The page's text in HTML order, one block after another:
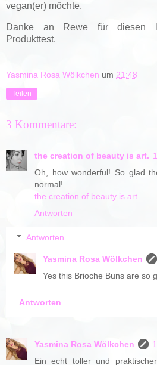
vegan(er) möchte.
Danke an Rewe für diesen
Produkttest.
Yasmina Rosa Wölkchen um 21:48
Teilen
3 Kommentare:
the creation of beauty is art.
Oh, how wonderful! So glad
normal!
the creation of beauty is art.
Antworten
Antworten
Yasmina Rosa Wölkchen
Yes this Brioche Buns are so
Antworten
Yasmina Rosa Wölkchen
Ein echt toller und